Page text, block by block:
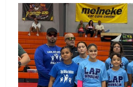
cargos
por
agresión
y
ley
de
armas
en
Humacao